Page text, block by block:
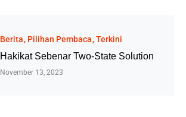
Berita Pilihan Pembaca Terkini
Hakikat Sebenar Two-State Solution
November 13, 2023